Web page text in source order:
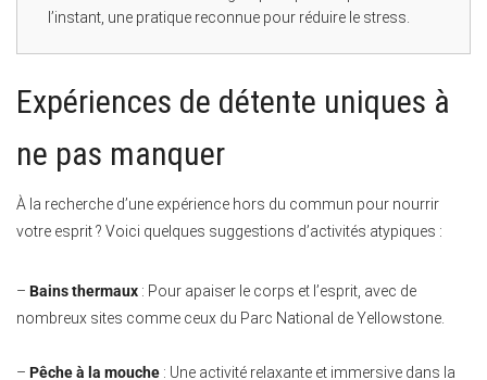
l’instant, une pratique reconnue pour réduire le stress.
Expériences de détente uniques à
ne pas manquer
À la recherche d’une expérience hors du commun pour nourrir
votre esprit ? Voici quelques suggestions d’activités atypiques :
– Bains thermaux : Pour apaiser le corps et l’esprit, avec de
nombreux sites comme ceux du Parc National de Yellowstone.
– Pêche à la mouche : Une activité relaxante et immersive dans la